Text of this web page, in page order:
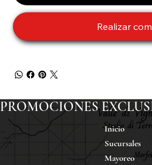
Realizar
PROMOCIONES
Inicio
Sucursales
Mayoreo